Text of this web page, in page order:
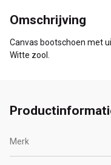
Omschrijving
Canvas bootschoen met
Witte zool.
Merk